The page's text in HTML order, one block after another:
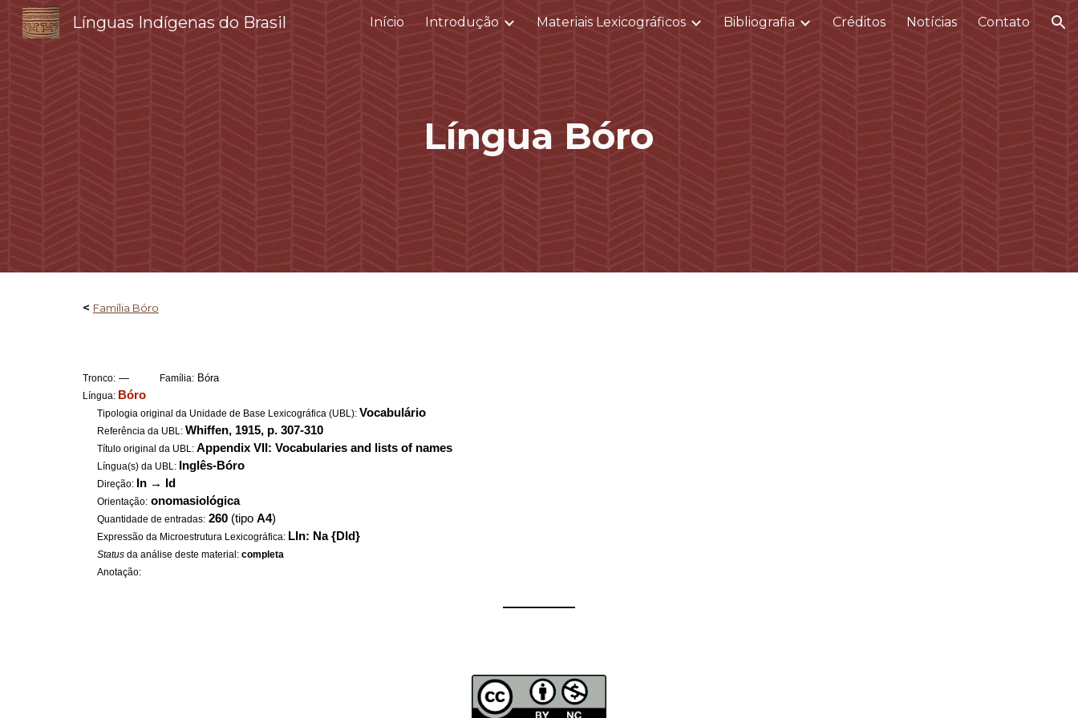
Skip to main content Skip to navigation
Línguas Indígenas do Brasil Início Introdução Materiais Lexicográficos Bibliografia Créditos Notícias Contato
Língua Bóro
< Família Bóro
Tronco:— Família:Bóra
Língua: Bóro
Tipologia original da Unidade de Base Lexicográfica (UBL): Vocabulário
Referência da UBL:Whiffen, 1915, p. 307-310
Título original da UBL:Appendix VII: Vocabularies and lists of names
Língua(s) da UBL: Inglês-Bóro
Direção: In → Id
Orientação: onomasiológica
Quantidade de entradas: 260 (tipoA4)
Expressão da Microestrutura Lexicográfica: LIn: Na {DId}
Status da análise deste material:completa
Anotação:
——————